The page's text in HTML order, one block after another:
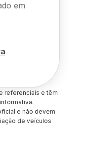
em
referenciais e têm
e não devem
de veículos